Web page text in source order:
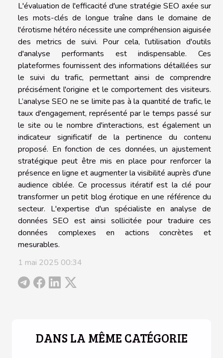
DANS LA MÊME CATÉGORIE
L'évaluation de l'efficacité d'une stratégie SEO axée sur
les mots-clés de longue traîne dans le domaine de
l'érotisme hétéro nécessite une compréhension aiguisée
des metrics de suivi. Pour cela, l'utilisation d'outils
d'analyse performants est indispensable. Ces
plateformes fournissent des informations détaillées sur
le suivi du trafic, permettant ainsi de comprendre
précisément l'origine et le comportement des visiteurs.
L’analyse SEO ne se limite pas à la quantité de trafic, le
taux d'engagement, représenté par le temps passé sur
le site ou le nombre d'interactions, est également un
indicateur significatif de la pertinence du contenu
proposé. En fonction de ces données, un ajustement
stratégique peut être mis en place pour renforcer la
présence en ligne et augmenter la visibilité auprès d'une
audience ciblée. Ce processus itératif est la clé pour
transformer un petit blog érotique en une référence du
secteur. L'expertise d'un spécialiste en analyse de
données SEO est ainsi sollicitée pour traduire ces
données complexes en actions concrètes et
mesurables.
1 mai 2025 00:34